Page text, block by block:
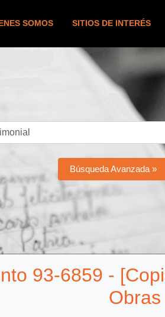
SOMOS SITIOS DE INTERÉS
Búsqueda Avanzada »
93-6859 -